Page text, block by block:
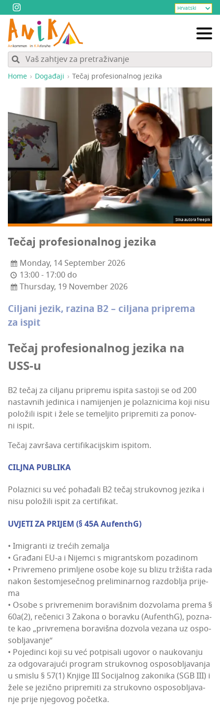
Home Događaji Tečaj pro­fe­si­onal­nog jezika
Slika autora freepik
Tečaj pro­fe­si­onal­nog jezika
Monday, 14 September 2026
13:00 - 17:00 do
Thursday, 19 November 2026
Cilja­ni jezik, razi­na B2 – cilja­na pri­pre­ma
za ispit
Tečaj pro­fe­si­onal­nog jezi­ka na
USS‑u
B2 tečaj za cilja­nu pri­pre­mu ispi­ta sas­to­ji se od 200
nas­tav­nih jedi­ni­ca i nami­je­njen je polaz­ni­ci­ma koji nisu
polo­ži­li ispit i žele se teme­lji­to pri­pre­mi­ti za ponov­
ni ispit.
Tečaj zavr­ša­va cer­ti­fi­ka­cij­skim ispitom.
CILJNA PUBLIKA
Polaz­ni­ci su već poha­đa­li B2 tečaj stru­kov­nog jezi­ka i
nisu polo­ži­li ispit za certifikat.
UVJETI ZA PRIJEM (§ 45A AufenthG)
• Imi­gran­ti iz tre­ćih zema­lja
• Gra­đa­ni EU‑a i Nijem­ci s migrant­skom poza­di­nom
• Pri­vre­me­no prim­lje­ne oso­be koje su bli­zu trži­šta rada
nakon šes­to­mje­seč­nog pre­li­mi­nar­nog raz­dob­lja pri­je­
ma
• Oso­be s pri­vre­me­nim bora­viš­nim dozvo­la­ma pre­ma §
60a(2), reče­ni­ci 3 Zako­na o borav­ku (Aufen­t­hG), poz­na­
te kao „pri­vre­me­na bora­viš­na dozvo­la veza­na uz ospo­
sob­lja­va­nje“
• Poje­din­ci koji su već pot­pi­sa­li ugo­vor o nauko­va­nju
za odgo­va­ra­ju­ći pro­gram stru­kov­nog ospo­sob­lja­va­nja
u smis­lu § 57(1) Knji­ge III Soci­jal­nog zako­ni­ka (SGB III) i
žele se jezič­no pri­pre­mi­ti za stru­kov­no ospo­sob­lja­va­
nje pri­je nje­go­vog početka.